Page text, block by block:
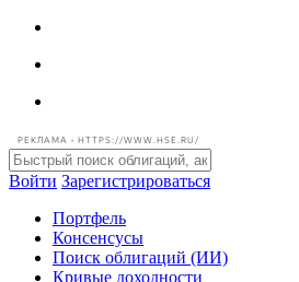
РЕКЛАМА • HTTPS://WWW.HSE.RU/
Войти Зарегистрироваться